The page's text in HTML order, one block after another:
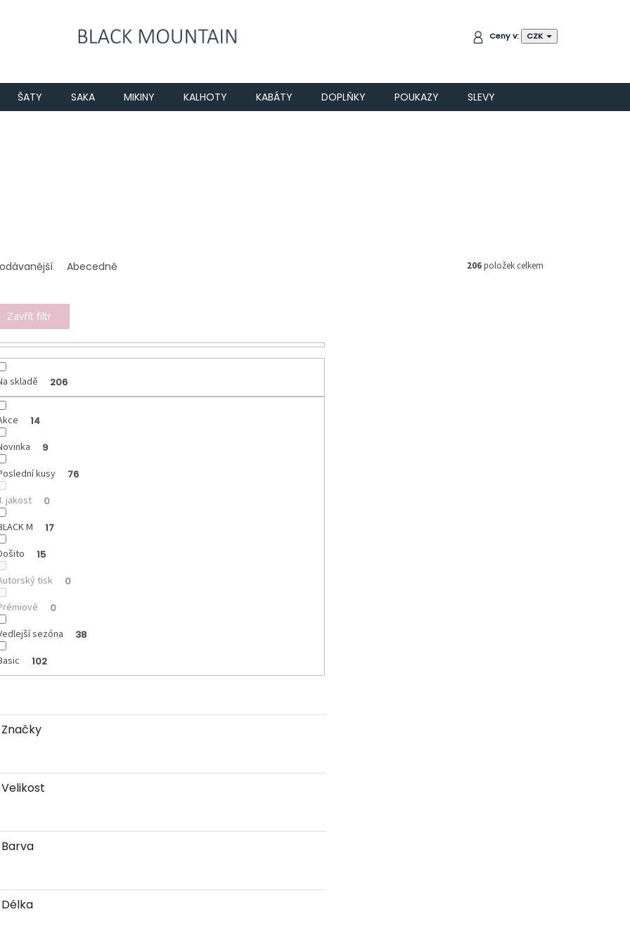
NÁKUPNÍCeny v: CZK
ŠATY SAKA MIKINY KALHOTY KABÁTY DOPLŇKY POUKAZY SLEVY
Abecedně 206položek celkem
Zavřít filtr
skladě 206
14
9
kusy 76
jakost 0
M 17
15
tisk 0
0
sezóna 38
102
Značky
Velikost
Barva
Délka